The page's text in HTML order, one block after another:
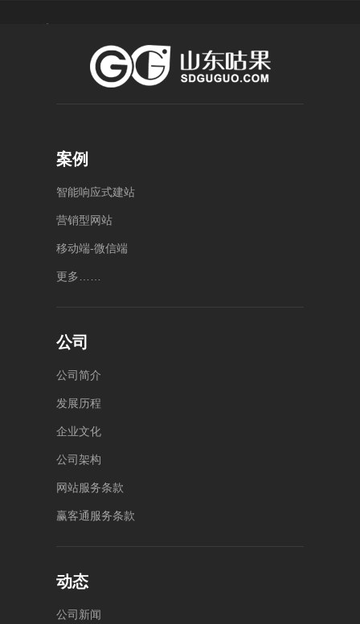
菏 泽
济 宁
泰 安
莱 芜
案例
智能响应式建站
营销型网站
移动端-微信端
更多
公司
公司简介
发展历程
企业文化
公司架构
网站服务条款
赢客通 服务条款
动态
公司 新闻